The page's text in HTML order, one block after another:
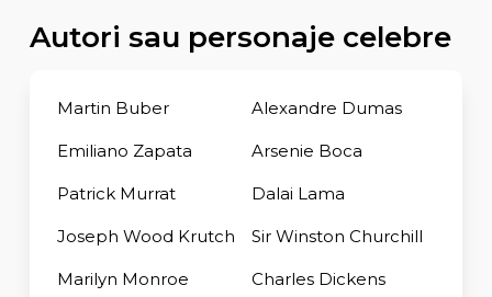
Autori sau personaje celebre
Martin Buber Alexandre Dumas
Emiliano Zapata Arsenie Boca
Patrick Murrat Dalai Lama
Joseph Wood Krutch Sir Winston Churchill
Marilyn Monroe Charles Dickens